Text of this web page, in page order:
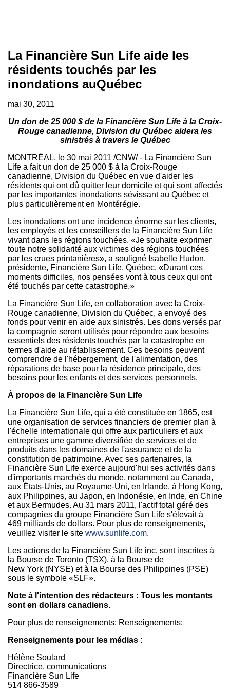
La Financière Sun Life aide les
résidents touchés par les
inondations auQuébec
mai 30, 2011
Un don de 25 000 $ de la Financière Sun Life à la Croix-
Rouge canadienne, Division du Québec aidera les
sinistrés à travers le Québec
MONTRÉAL, le 30 mai 2011 /CNW/ - La Financière Sun
Life a fait un don de 25 000 $ à la Croix-Rouge
canadienne, Division du Québec en vue d'aider les
résidents qui ont dû quitter leur domicile et qui sont affectés
par les importantes inondations sévissant au Québec et
plus particulièrement en Montérégie.
Les inondations ont une incidence énorme sur les clients,
les employés et les conseillers de la Financière Sun Life
vivant dans les régions touchées. «Je souhaite exprimer
toute notre solidarité aux victimes des régions touchées
par les crues printanières», a souligné Isabelle Hudon,
présidente, Financière Sun Life, Québec. «Durant ces
moments difficiles, nos pensées vont à tous ceux qui ont
été touchés par cette catastrophe.»
La Financière Sun Life, en collaboration avec la Croix-
Rouge canadienne, Division du Québec, a envoyé des
fonds pour venir en aide aux sinistrés. Les dons versés par
la compagnie seront utilisés pour répondre aux besoins
essentiels des résidents touchés par la catastrophe en
termes d'aide au rétablissement. Ces besoins peuvent
comprendre de l'hébergement, de l'alimentation, des
réparations de base pour la résidence principale, des
besoins pour les enfants et des services personnels.
À propos de la Financière Sun Life
La Financière Sun Life, qui a été constituée en 1865, est
une organisation de services financiers de premier plan à
l'échelle internationale qui offre aux particuliers et aux
entreprises une gamme diversifiée de services et de
produits dans les domaines de l'assurance et de la
constitution de patrimoine. Avec ses partenaires, la
Financière Sun Life exerce aujourd'hui ses activités dans
d'importants marchés du monde, notamment au Canada,
aux États-Unis, au Royaume-Uni, en Irlande, à Hong Kong,
aux Philippines, au Japon, en Indonésie, en Inde, en Chine
et aux Bermudes. Au 31 mars 2011, l'actif total géré des
compagnies du groupe Financière Sun Life s'élevait à
469 milliards de dollars. Pour plus de renseignements,
veuillez visiter le site www.sunlife.com.
Les actions de la Financière Sun Life inc. sont inscrites à
la Bourse de Toronto (TSX), à la Bourse de
New York (NYSE) et à la Bourse des Philippines (PSE)
sous le symbole «SLF».
Note à l'intention des rédacteurs : Tous les montants
sont en dollars canadiens.
Pour plus de renseignements: Renseignements:
Renseignements pour les médias :
Hélène Soulard
Directrice, communications
Financière Sun Life
514 866-3589